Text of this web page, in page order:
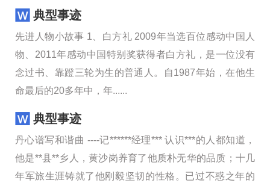
典型事迹
先进人物小故事 1、白方礼 2009年当选百位感动中国人
物、2011年感动中国特别奖获得者白方礼，是一位没有
念过书、靠蹬三轮为生的普通人。自1987年始，在他生
命最后的20多年中，年......
典型事迹
丹心谱写和谐曲 ----记******经理*** 认识***的人都知道，
他是**县**乡人，黄沙岗养育了他质朴无华的品质；十几
年军旅生涯铸就了他刚毅坚韧的性格。已过不惑之年的